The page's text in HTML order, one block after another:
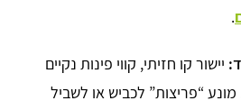
.
יישור קו חזיתי, קווי פינות נקיים
“פריצות” לכביש או לשביל